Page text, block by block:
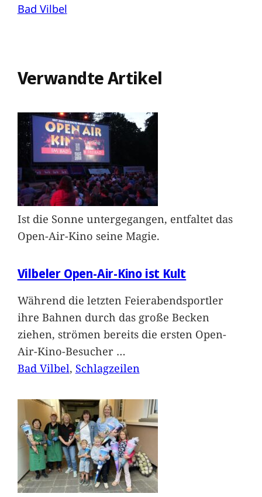
Bad Vilbel
Verwandte Artikel
Ist die Sonne untergegangen, entfaltet das
Open-Air-Kino seine Magie.
Vilbeler Open-Air-Kino ist Kult
Während die letzten Feierabendsportler
ihre Bahnen durch das große Becken
ziehen, strömen bereits die ersten Open-
Air-Kino-Besucher …
Bad Vilbel, Schlagzeilen